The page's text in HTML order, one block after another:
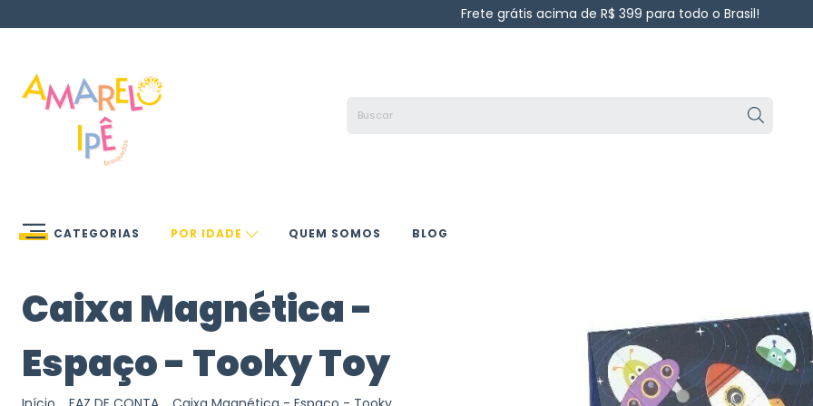
Frete grátis acima de R$ 399 para todo o Brasil!
CATEGORIAS POR IDADE QUEM SOMOS BLOG
Caixa Magnética -
Espaço - Tooky Toy